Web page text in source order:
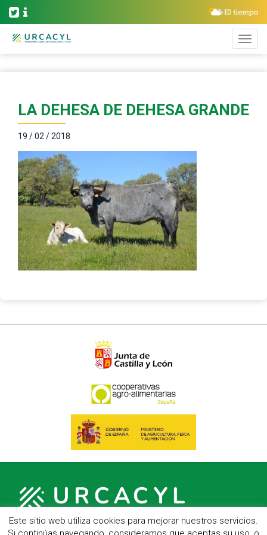
LA DEHESA DE DEHESA GRANDE
19 / 02 / 2018
Este sitio web utiliza cookies para mejorar nuestros servicios.